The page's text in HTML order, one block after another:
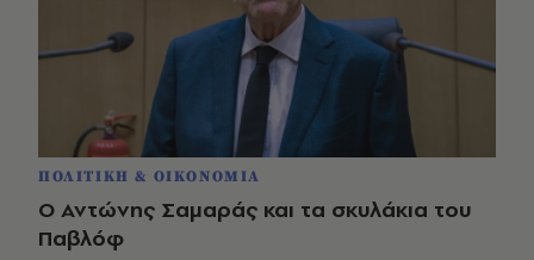
ΠΟΛΙΤΙΚΗ & ΟΙΚΟΝΟΜΙΑ
Ο Αντώνης Σαμαράς και τα σκυλάκια του
Παβλόφ